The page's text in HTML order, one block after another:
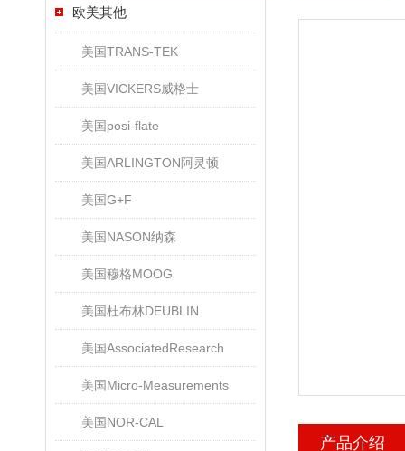
欧美其他
美国TRANS-TEK
美国VICKERS威格士
美国posi-flate
美国ARLINGTON阿灵顿
美国G+F
美国NASON纳森
美国穆格MOOG
美国杜布林DEUBLIN
美国AssociatedResearch
美国Micro-Measurements
美国NOR-CAL
产品介绍